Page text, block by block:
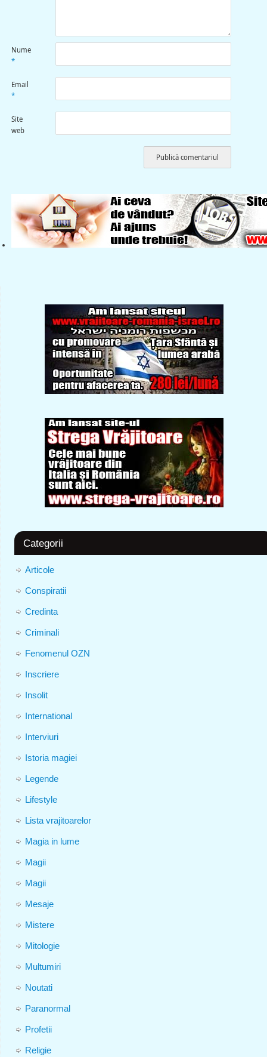
Nume
*
Email
*
Site
web
Categorii
Articole
Conspiratii
Credinta
Criminali
Fenomenul OZN
Inscriere
Insolit
International
Interviuri
Istoria magiei
Legende
Lifestyle
Lista vrajitoarelor
Magia in lume
Magii
Magii
Mesaje
Mistere
Mitologie
Multumiri
Noutati
Paranormal
Profetii
Religie